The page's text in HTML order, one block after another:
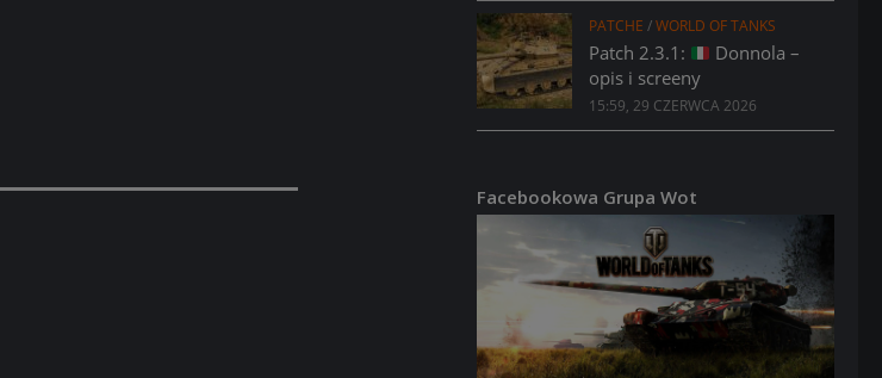
PATCHE /WORLD OF TANKS
Patch 2.3.1:
Donnola –
opis i screeny
15:59, 29 CZERWCA 2026
Facebookowa Grupa Wot